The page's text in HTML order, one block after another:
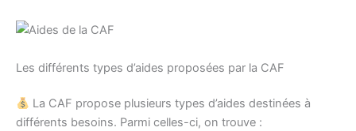
Les différents types d’aides proposées par la CAF
La CAF propose plusieurs types d’aides destinées à
différents besoins. Parmi celles-ci, on trouve :